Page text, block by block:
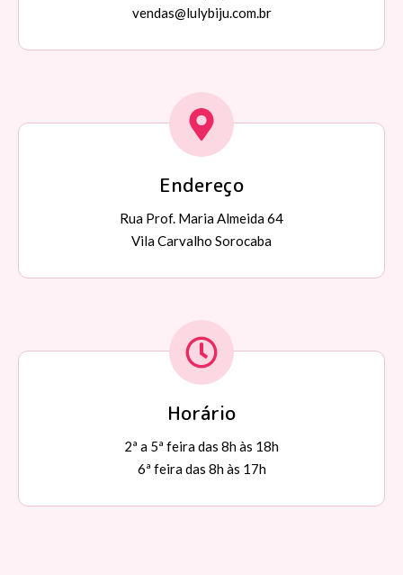
vendas@lulybiju.com.br
Endereço
Rua Prof. Maria Almeida 64
Vila Carvalho Sorocaba
Horário
2ª a 5ª feira das 8h às 18h
6ª feira das 8h às 17h